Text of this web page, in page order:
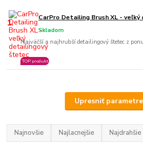
1. CarPro Detailing Brush XL -
Najväčší a najhrubší detailingový štetec z
Skladom
TOP produkt
Upresniť parametre
Najnovšie Najlacnejšie Najdrahšie